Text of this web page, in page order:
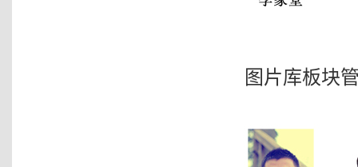
图片库板块